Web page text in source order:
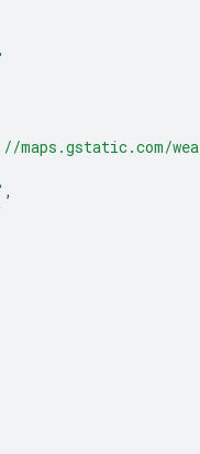
maps.gstatic.com/
,